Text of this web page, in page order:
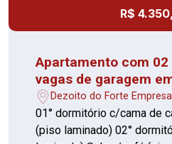
R$
Apartamento com
vagas de garagem
mobiliado
Dezoito do Forte
Barueri/SP
01° dormitório c/cama de
(piso laminado) 02°